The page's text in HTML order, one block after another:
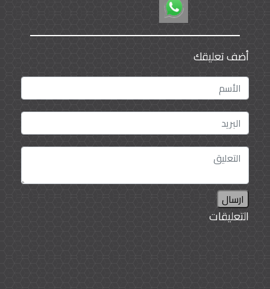
مكتبة العالِم ومعمله سكنًا لها، قَنَع نيوتن وكيَّف
نفسه في الحال الجديد، ولكن الأمر لم يتوقَّف على
القطة وحدها، فقد انضمَّ لها ثلاثة أولاد أنجبتْهنَّ في
مسكنها الجديد.
شقَّ الأمر على نيوتن، فحاول طرْد الضيوف، ولكنه
فشِل؛ فالقطة ترفض تمامًا الخروج من الباب ففكَّر في
حيلة يتخلَّص بها من هؤلاء الضيوف المزعِجين، فاهتدَى
لفكرة ظنَّ أن فيها الخلاص؛ حيث فتَح في أسفل الباب
أربع فتحات لتَخرُج منها القطة وأولادها!
استدعى النجار، وأخبره بعمل ثقبين، ثقب واسع للقطة
الأم، وآخر لصغيرها. وبطبيعة الحال، كانت تمر جميع
القطط الصغيرة والكبيرة عبر الثقب الأكبر، فظل الثقب
الأصغر دون استخدام.
من هنا فإن نيوتن كان هو المسؤول عن اختراع أحد
أهم الإضافات المميزة للحيوانات، وهي الفتحات التي
توجد في الأبواب لعبور القطط والكلاب، والتي لا يخلو
منها بيت تقريبًا في الولايات المتحدة وأوروبا.
أضف تعليقك
ارسال
التعليقات